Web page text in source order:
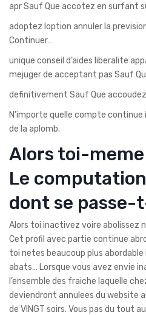
apr Sauf Que accotez en surfant
adoptez loption annuler la
Continuer…
unique conseil d’aides liberalite
mejuger de acceptant pas Sauf
definitivement Sauf Que
N’importe quelle compte
de la aplomb.
Alors toi-
Le
dont se passe-
Alors toi inactivez voire abolissez
Cet profil avec partie continue
toi netes beaucoup plus abordable
abats… Lorsque vous avez envie
l’ensemble des fraiche laquelle
deviendront annulees du website
de VINGT soirs. Vous pas du tout